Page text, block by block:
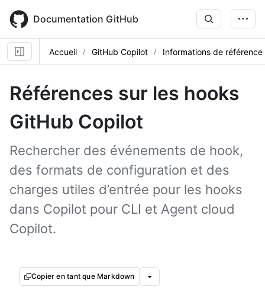
main
content
Documentation GitHub
Accueil GitHub Copilot Informations de référence
Références sur les hooks
GitHub Copilot
Rechercher des événements de hook,
des formats de configuration et des
charges utiles d’entrée pour les hooks
dans Copilot pour CLI et Agent cloud
Copilot.
Copier en tant que Markdown